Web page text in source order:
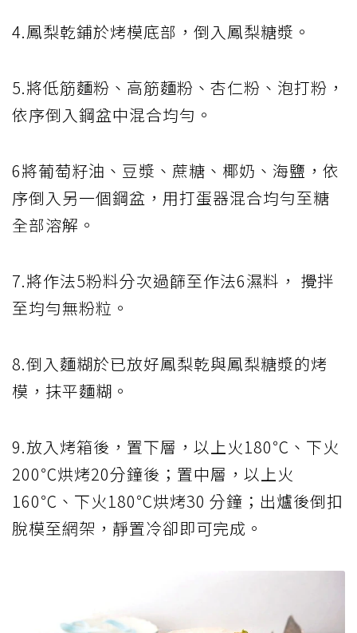
4.鳳梨乾鋪於烤模底部，倒入鳳梨糖漿。
5.將低筋麵粉、高筋麵粉、杏仁粉、泡打粉，
依序倒入鋼盆中混合均勻。
6將葡萄籽油、豆漿、蔗糖、椰奶、海鹽，依
序倒入另一個鋼盆，用打蛋器混合均勻至糖
全部溶解。
7.將作法5粉料分次過篩至作法6濕料， 攪拌
至均勻無粉粒。
8.倒入麵糊於已放好鳳梨乾與鳳梨糖漿的烤
模，抹平麵糊。
9.放入烤箱後，置下層，以上火180℃、下火
200℃烘烤20分鐘後；置中層，以上火
160℃、下火180℃烘烤30 分鐘；出爐後倒扣
脫模至網架，靜置冷卻即可完成。